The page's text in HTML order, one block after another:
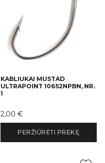
KABLIUKAI MUSTAD
ULTRAPOINT 10652NPBN, NR.
1
Kaina
2,00 €
PERŽIŪRĖTI PREKĘ